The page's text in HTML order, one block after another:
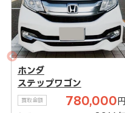
スズキ
キャリイトラック
買取金額 150,000 円